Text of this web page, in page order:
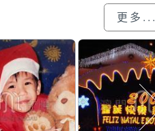
更多...